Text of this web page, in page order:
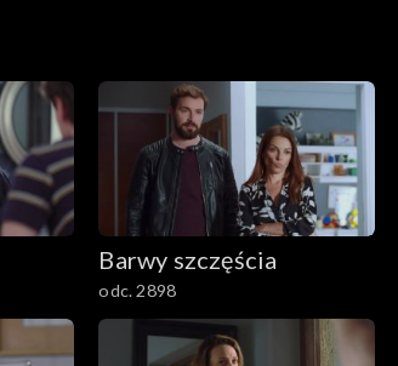
Barwy szczęścia
odc. 2898